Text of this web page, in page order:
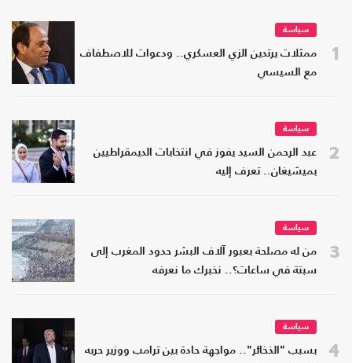
1
سياسة
ممثلات يرتدين الزي العسكري.. ودعوات للاصطفاف
مع السيسي
2
سياسة
عبد الرحمن السيد يفوز في انتخابات الديمقراطيين
بميشيغان.. تعرف إليه
3
سياسة
من له مصلحة بعبور آلاف البشر حدود المغرب إلى
سبتة في ساعات؟.. نخبرك ما نعرفه
4
سياسة
بسبب "الذخائر".. مواجهة حادة بين ترامب ووزير حربه